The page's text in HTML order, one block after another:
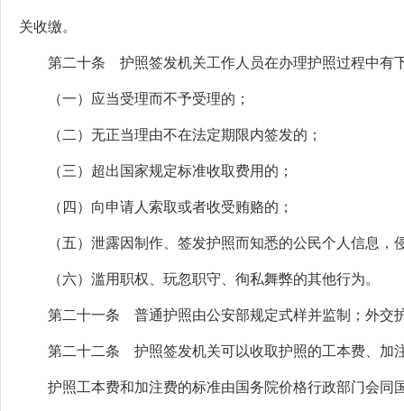
关收缴。
第二十条 护照签发机关工作人员在办理护照过程中有下
（一）应当受理而不予受理的；
（二）无正当理由不在法定期限内签发的；
（三）超出国家规定标准收取费用的；
（四）向申请人索取或者收受贿赂的；
（五）泄露因制作、签发护照而知悉的公民个人信息，
（六）滥用职权、玩忽职守、徇私舞弊的其他行为。
第二十一条 普通护照由公安部规定式样并监制；外交
第二十二条 护照签发机关可以收取护照的工本费、加
护照工本费和加注费的标准由国务院价格行政部门会同